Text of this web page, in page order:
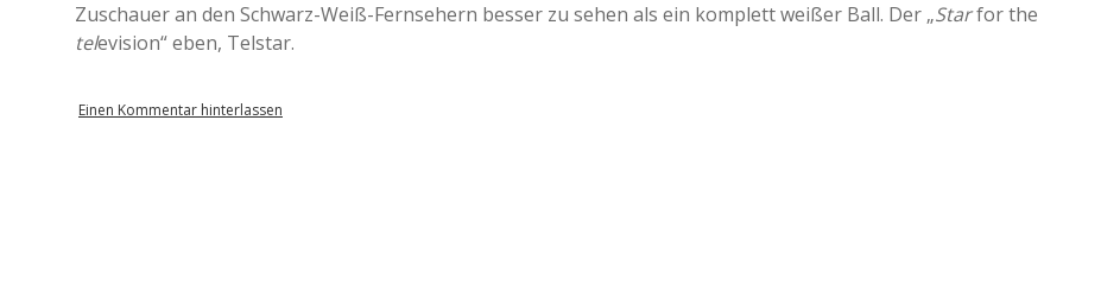
Zuschauer an den Schwarz-Weiß-Fernsehern besser zu sehen als ein komplett weißer Ball. Der „Starfor the
television“ eben, Telstar.
Einen Kommentar hinterlassen